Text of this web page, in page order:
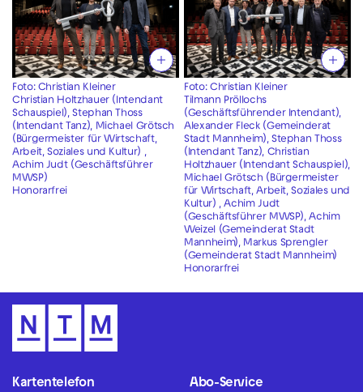
Foto: Christian Kleiner
Christian Holtzhauer (Intendant
Schauspiel), Stephan Thoss
(Intendant Tanz), Michael Grötsch
(Bürgermeister für Wirtschaft,
Arbeit, Soziales und Kultur) ,
Achim Judt (Geschäftsführer
MWSP)
Honorarfrei
Foto: Christian Kleiner
Tilmann Pröllochs
(Geschäftsführender Intendant),
Alexander Fleck (Gemeinderat
Stadt Mannheim), Stephan Thoss
(Intendant Tanz), Christian
Holtzhauer (Intendant Schauspiel),
Michael Grötsch (Bürgermeister
für Wirtschaft, Arbeit, Soziales und
Kultur) , Achim Judt
(Geschäftsführer MWSP), Achim
Weizel (Gemeinderat Stadt
Mannheim), Markus Sprengler
(Gemeinderat Stadt Mannheim)
Honorarfrei
Kartentelefon Abo-Service